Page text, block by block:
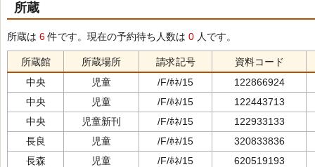
所蔵
所蔵は 6件です。現在の予約待ち人数は 0 人です。
所蔵館 所蔵場所 請求記号
資料コード
中央
児童 /F/ﾎﾈ/15
122866924
中央
児童 /F/ﾎﾈ/15
122443713
中央
児童新刊 /F/ﾎﾈ/15
122933133
長良
児童 /F/ﾎﾈ/15
320833836
長森
児童 /F/ﾎﾈ/15
620519193